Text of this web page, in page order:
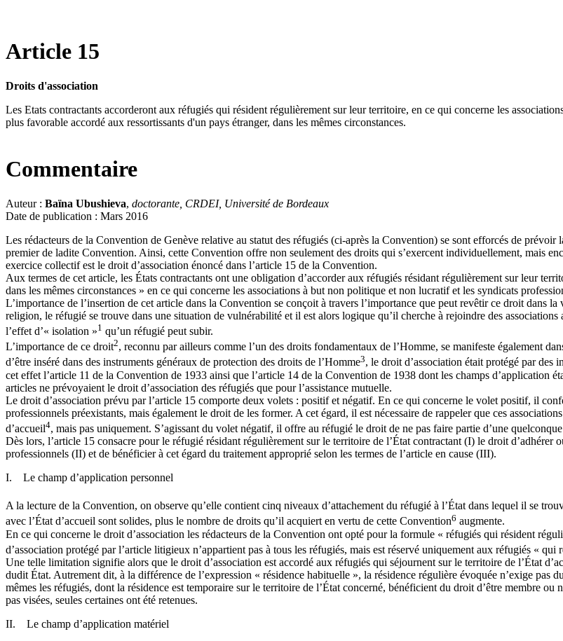
Article 15
Droits d'association
Les Etats contractants accorderont aux réfugiés qui résident régulièrement sur leur territoire, en ce qui concerne les
plus favorable accordé aux ressortissants d'un pays étranger, dans les mêmes circonstances.
Commentaire
Auteur : Baïna Ubushieva, doctorante, CRDEI, Université de Bordeaux
Date de publication : Mars 2016
Les rédacteurs de la Convention de Genève relative au statut des réfugiés (ci-après la Convention) se sont efforcés de
premier de ladite Convention. Ainsi, cette Convention offre non seulement des droits qui s’exercent individuellement, mais
exercice collectif est le droit d’association énoncé dans l’article 15 de la Convention.
Aux termes de cet article, les États contractants ont une obligation d’accorder aux réfugiés résidant régulièrement sur leur
dans les mêmes circonstances » en ce qui concerne les associations à but non politique et non lucratif et les syndicats
L’importance de l’insertion de cet article dans la Convention se conçoit à travers l’importance que peut revêtir ce droit dans
religion, le réfugié se trouve dans une situation de vulnérabilité et il est alors logique qu’il cherche à rejoindre des
l’effet d’« isolation »1 qu’un réfugié peut subir.
L’importance de ce droit2, reconnu par ailleurs comme l’un des droits fondamentaux de l’Homme, se manifeste également
d’être inséré dans des instruments généraux de protection des droits de l’Homme3, le droit d’association était protégé par des
cet effet l’article 11 de la Convention de 1933 ainsi que l’article 14 de la Convention de 1938 dont les champs d’application
articles ne prévoyaient le droit d’association des réfugiés que pour l’assistance mutuelle.
Le droit d’association prévu par l’article 15 comporte deux volets : positif et négatif. En ce qui concerne le volet positif, il
professionnels préexistants, mais également le droit de les former. A cet égard, il est nécessaire de rappeler que ces
d’accueil4, mais pas uniquement. S’agissant du volet négatif, il offre au réfugié le droit de ne pas faire partie d’une
Dès lors, l’article 15 consacre pour le réfugié résidant régulièrement sur le territoire de l’État contractant (I) le droit
professionnels (II) et de bénéficier à cet égard du traitement approprié selon les termes de l’article en cause (III).
I. Le champ d’application personnel
A la lecture de la Convention, on observe qu’elle contient cinq niveaux d’attachement du réfugié à l’État dans lequel il se
avec l’État d’accueil sont solides, plus le nombre de droits qu’il acquiert en vertu de cette Convention6 augmente.
En ce qui concerne le droit d’association les rédacteurs de la Convention ont opté pour la formule « réfugiés qui résident
d’association protégé par l’article litigieux n’appartient pas à tous les réfugiés, mais est réservé uniquement aux réfugiés « qui
Une telle limitation signifie alors que le droit d’association est accordé aux réfugiés qui séjournent sur le territoire de l’État
dudit État. Autrement dit, à la différence de l’expression « résidence habituelle », la résidence régulière évoquée n’exige pas
mêmes les réfugiés, dont la résidence est temporaire sur le territoire de l’État concerné, bénéficient du droit d’être membre
pas visées, seules certaines ont été retenues.
II. Le champ d’application matériel